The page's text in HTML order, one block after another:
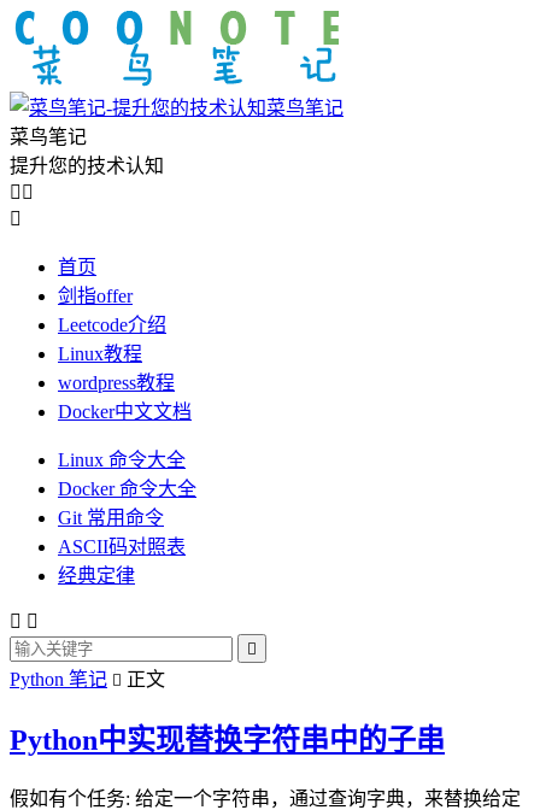
菜鸟笔记
菜鸟笔记
提升您的技术认知
 

首页
剑指offer
Leetcode介绍
Linux教程
wordpress教程
Docker中文文档
Linux 命令大全
Docker 命令大全
Git 常用命令
ASCII码对照表
经典定律
 

Python 笔记  正文
Python中实现替换字符串中的子串
假如有个任务: 给定一个字符串，通过查询字典，来替换给定